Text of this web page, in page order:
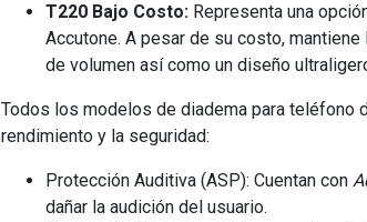
T220 Bajo Costo: Representa una
Accutone. A pesar de su costo,
de volumen así como un diseño
Todos los modelos de diadema para teléfono
rendimiento y la seguridad:
Protección Auditiva (ASP): Cuentan con
dañar la audición del usuario.